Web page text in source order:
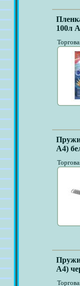
100л
А4)
А4)